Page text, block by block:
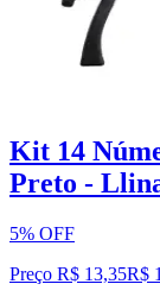
Kit 14
Preto -
5% OFF
Preço R$ 13,35R$